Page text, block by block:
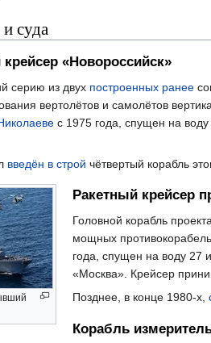
суда
«Новороссийск»
серию из двух построенных ранее
вертолётов и самолётов
с 1975 года, спущен на
введён в строй чётвертый корабль
Ракетный крейсер
Головной корабль
мощных
года, спущен на воду 27
«Москва». Крейсер
Позднее, в конце 1980-х,
Корабль